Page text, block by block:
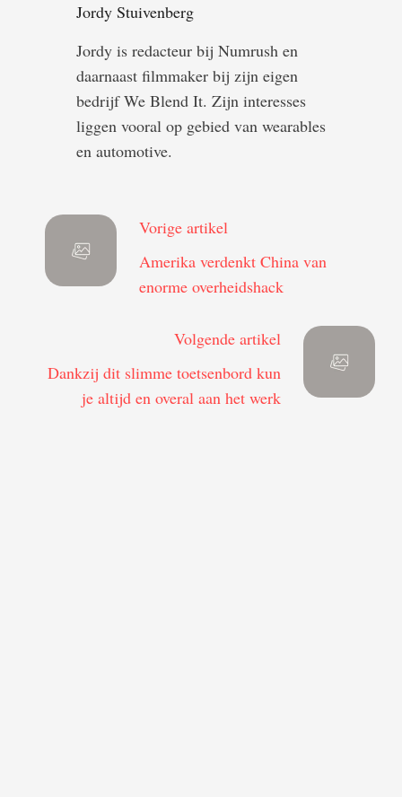
Jordy Stuivenberg
Jordy is redacteur bij Numrush en
daarnaast filmmaker bij zijn eigen
bedrijf We Blend It. Zijn interesses
liggen vooral op gebied van wearables
en automotive.
Vorige artikel
Amerika verdenkt China van
enorme overheidshack
Volgende artikel
Dankzij dit slimme toetsenbord kun
je altijd en overal aan het werk